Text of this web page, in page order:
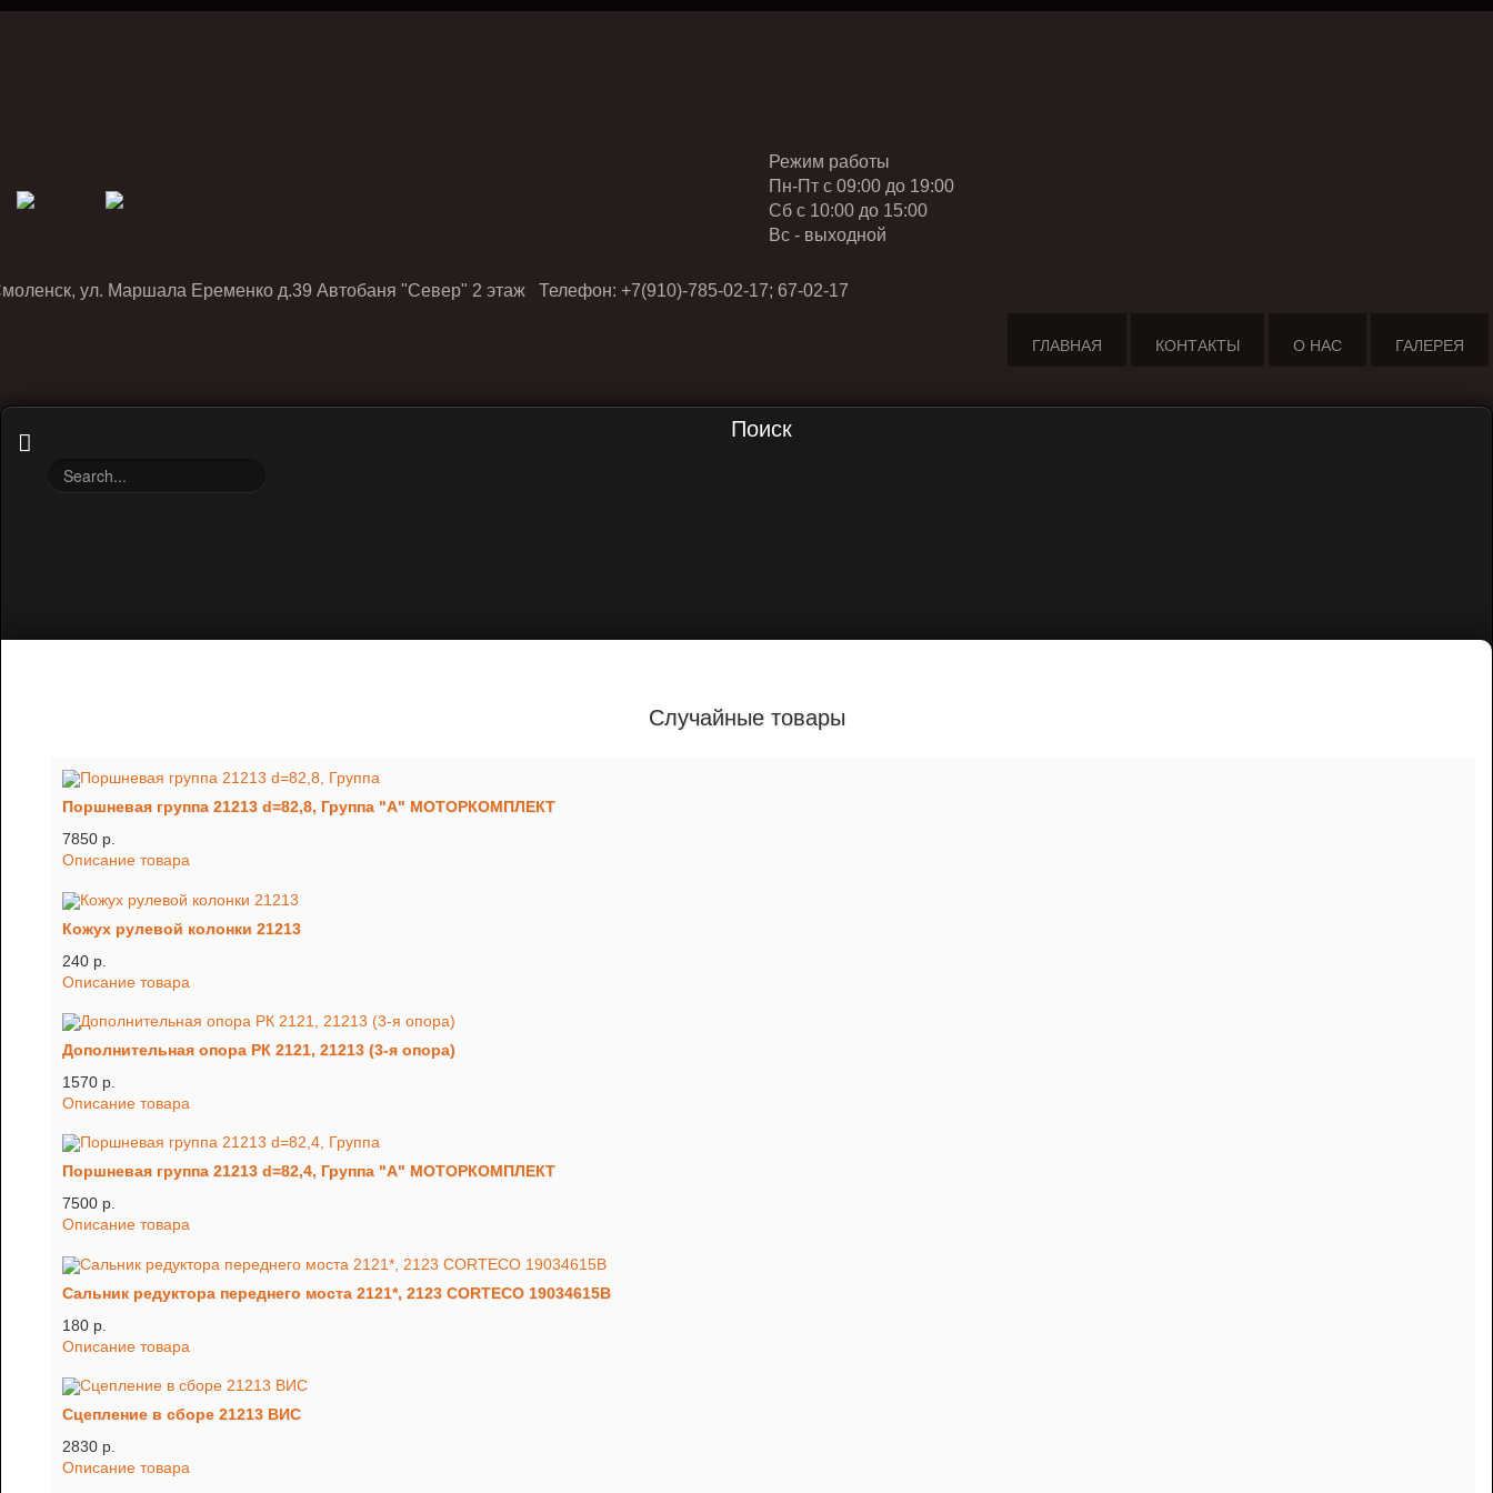
Режим работы
Пн-Пт с 09:00 до 19:00
Cб с 10:00 до 15:00
Вс - выходной
ул. Маршала Еременко д.39 Автобаня "Север" 2 этаж Телефон: +7(910)-785-02-17; 67-02-17
ГЛАВНАЯ КОНТАКТЫ О НАС ГАЛЕРЕЯ
Поиск
Случайные товары
Поршневая группа 21213 d=82,8, Группа "А" МОТОРКОМПЛЕКТ
7850 p.
Описание товара
Кожух рулевой колонки 21213
240 p.
Описание товара
Дополнительная опора РК 2121, 21213 (3-я опора)
1570 p.
Описание товара
Поршневая группа 21213 d=82,4, Группа "А" МОТОРКОМПЛЕКТ
7500 p.
Описание товара
Сальник редуктора переднего моста 2121*, 2123 CORTECO 19034615В
180 p.
Описание товара
Сцепление в сборе 21213 ВИС
2830 p.
Описание товара